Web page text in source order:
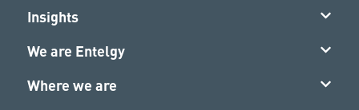
Insights
We are Entelgy
Where we are